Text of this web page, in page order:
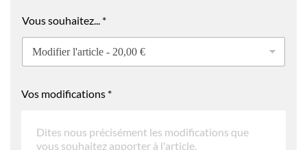
Vous souhaitez... *
Vos modifications *